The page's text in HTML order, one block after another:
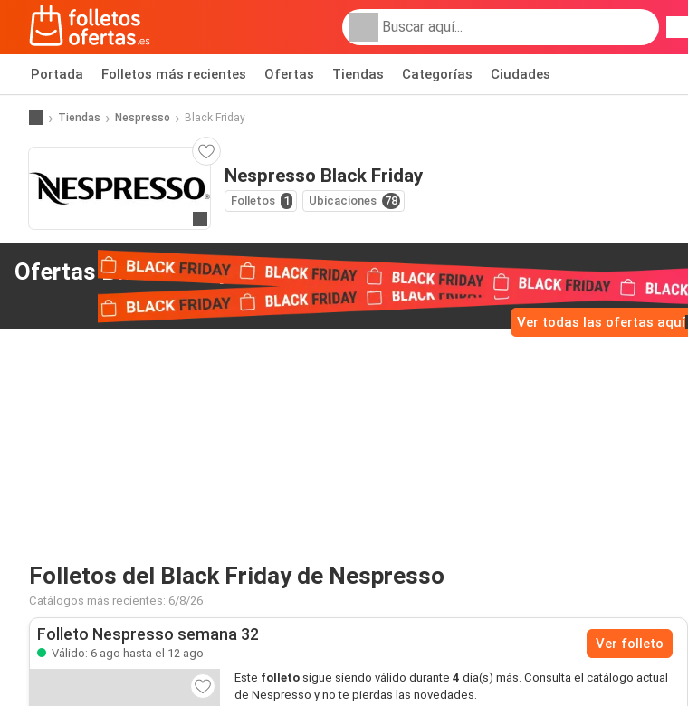
Portada Folletos más recientes Ofertas Tiendas Categorías Ciudades
Tiendas Nespresso Black Friday
Nespresso Black Friday
Folletos 1 Ubicaciones 78
Ofertas Black Friday de Nespresso
Ver todas las ofertas aquí
Folletos del Black Friday de Nespresso
Catálogos más recientes: 6/8/26
Folleto Nespresso semana 32
Válido: 6 ago hasta el 12 ago
Ver folleto
Este folleto sigue siendo válido durante 4 día(s) más. Consulta el catálogo actual
de Nespresso y no te pierdas las novedades.